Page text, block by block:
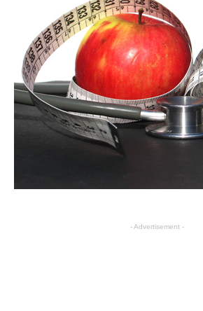
- Advertisement -